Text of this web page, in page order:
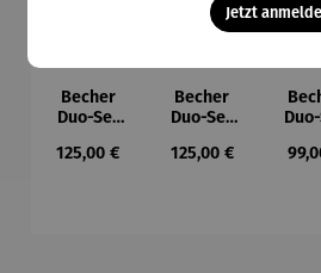
Becher
Duo-Set
Regulärer Preis:
125,00 €
Becher
Duo-Set
Regulärer Preis:
125,00 €
Jetzt